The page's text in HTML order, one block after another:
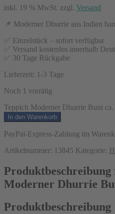
inkl. 19 % MwSt. zzgl. Versand
📌 Moderner Dhurrie aus Indien
✅ Einzelstück – sofort verfügbar
✅ Versand kostenlos innerhalb
✅ 30 Tage Rückgabe
Lieferzeit: 1-3 Tage
Noch 1 vorrätig
Teppich Moderner Dhurrie Bunt
In den Warenkorb
PayPal-Express-Zahlung im
Artikelnummer: 13845 Kategorie:
Produktbeschreibung
Moderner Dhurrie
Produktbeschreibung